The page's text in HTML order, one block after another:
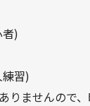
)
習)
りませんので